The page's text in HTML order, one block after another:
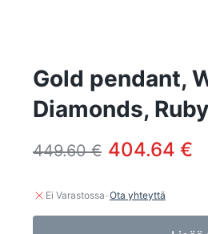
Gold pendant,
Diamonds, Ruby
449.60 € 404.64 €
Ei Varastossa ·Ota yhteyttä